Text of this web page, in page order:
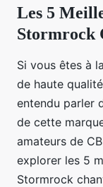
Les 5
Stormrock
Si vous êtes à
de haute
entendu parler
de cette
amateurs de
explorer les 5
Stormrock